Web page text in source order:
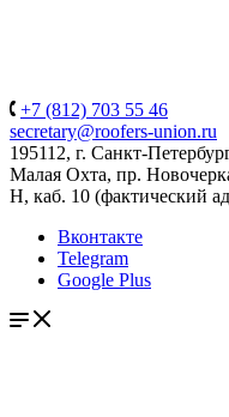
+7 (812) 703 55 46
secretary@roofers-union.ru
195112, г. Санкт-
Малая Охта, пр.
Н, каб. 10 (фактический
Вконтакте
Telegram
Google Plus